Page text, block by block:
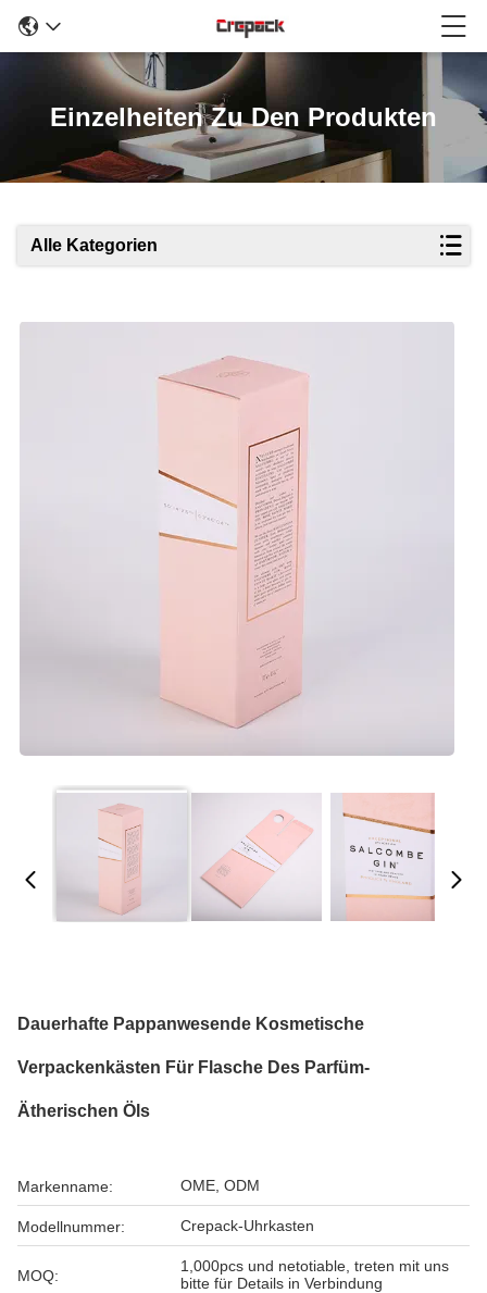
Einzelheiten Zu Den Produkten
Alle Kategorien
Dauerhafte Pappanwesende Kosmetische
Verpackenkästen Für Flasche Des Parfüm-
Ätherischen Öls
Markenname: OME, ODM
Modellnummer: Crepack-Uhrkasten
MOQ:
1,000pcs und netotiable, treten mit uns
bitte für Details in Verbindung